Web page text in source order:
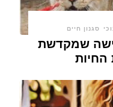
סגנון חיים
שמקדשת
החיות